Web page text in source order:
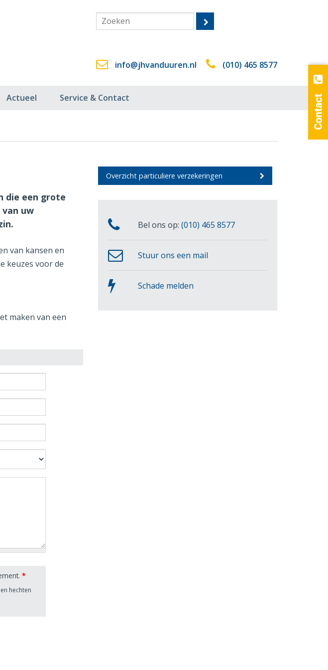
info@jhvanduuren.nl (010) 465 8577
Actueel Service & Contact
die een grote
uw
van kansen en
keuzes voor de
maken van een
*
hechten
Overzicht particuliere verzekeringen
Bel ons op: (010) 465 8577
Stuur ons een mail
Schade melden